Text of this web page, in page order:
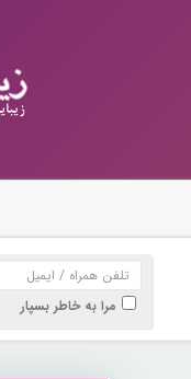
مرا به خاطر بسپار